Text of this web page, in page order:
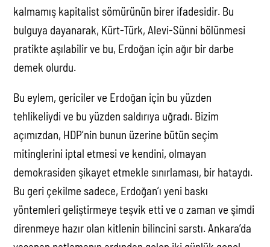
kalmamış kapitalist sömürünün birer ifadesidir. Bu
bulguya dayanarak, Kürt-Türk, Alevi-Sünni bölünmesi
pratikte aşılabilir ve bu, Erdoğan için ağır bir darbe
demek olurdu.
Bu eylem, gericiler ve Erdoğan için bu yüzden
tehlikeliydi ve bu yüzden saldırıya uğradı. Bizim
açımızdan, HDP’nin bunun üzerine bütün seçim
mitinglerini iptal etmesi ve kendini, olmayan
demokrasiden şikayet etmekle sınırlaması, bir hataydı.
Bu geri çekilme sadece, Erdoğan’ı yeni baskı
yöntemleri geliştirmeye teşvik etti ve o zaman ve şimdi
direnmeye hazır olan kitlenin bilincini sarstı. Ankara’da